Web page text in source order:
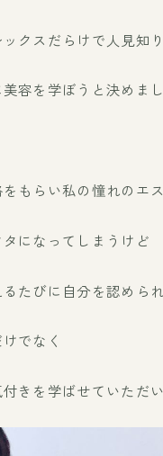
クスだらけで人見知
容を学ぼうと決めま
もらい私の憧れのエ
になってしまうけど
たびに自分を認めら
でなく
きを学ばせていただ